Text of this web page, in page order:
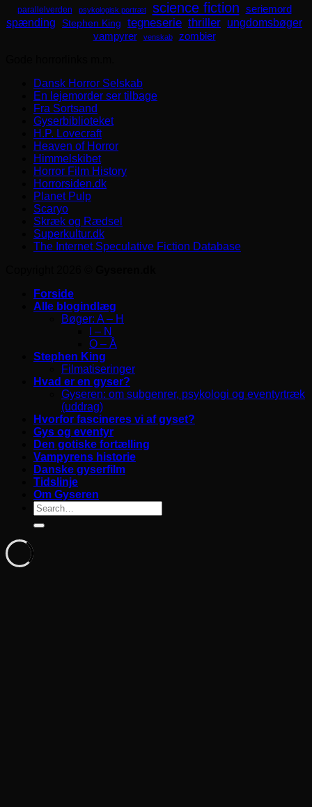
parallelverden psykologisk portræt science fiction seriemord
spænding Stephen King tegneserie thriller ungdomsbøger
vampyrer venskab
zombier
Dansk Horror Selskab
En lejemorder ser tilbage
Fra Sortsand
Gyserbiblioteket
H.P. Lovecraft
Heaven of Horror
Himmelskibet
Horror Film History
Horrorsiden.dk
Planet Pulp
Scaryo
Skræk og Rædsel
Superkultur.dk
The Internet Speculative Fiction Database
Forside
Alle blogindlæg
Bøger: A – H
I – N
O – Å
Stephen King
Filmatiseringer
Hvad er en gyser?
Gyseren: om subgenrer, psykologi og eventyrtræk
(uddrag)
Hvorfor fascineres vi af gyset?
Gys og eventyr
Den gotiske fortælling
Vampyrens historie
Danske gyserfilm
Tidslinje
Om Gyseren